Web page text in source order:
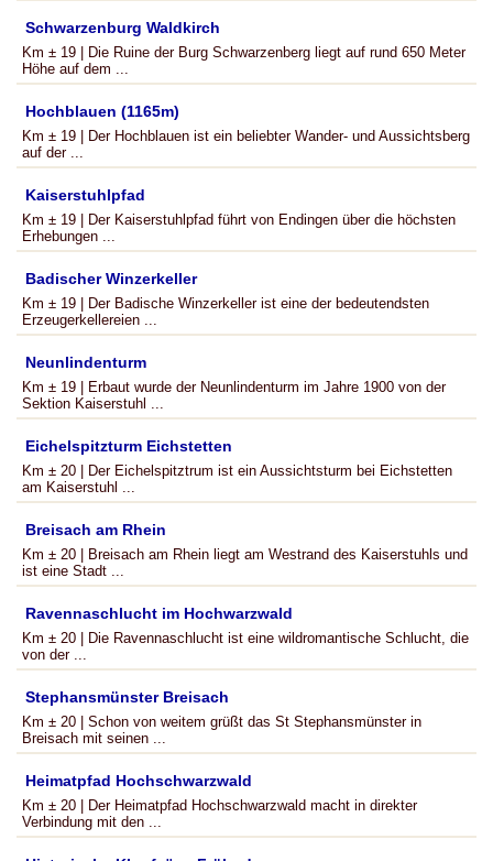
Schwarzenburg Waldkirch
Km ± 19 | Die Ruine der Burg Schwarzenberg liegt auf rund 650 Meter
Höhe auf dem ...
Hochblauen (1165m)
Km ± 19 | Der Hochblauen ist ein beliebter Wander- und Aussichtsberg
auf der ...
Kaiserstuhlpfad
Km ± 19 | Der Kaiserstuhlpfad führt von Endingen über die höchsten
Erhebungen ...
Badischer Winzerkeller
Km ± 19 | Der Badische Winzerkeller ist eine der bedeutendsten
Erzeugerkellereien ...
Neunlindenturm
Km ± 19 | Erbaut wurde der Neunlindenturm im Jahre 1900 von der
Sektion Kaiserstuhl ...
Eichelspitzturm Eichstetten
Km ± 20 | Der Eichelspitztrum ist ein Aussichtsturm bei Eichstetten
am Kaiserstuhl ...
Breisach am Rhein
Km ± 20 | Breisach am Rhein liegt am Westrand des Kaiserstuhls und
ist eine Stadt ...
Ravennaschlucht im Hochwarzwald
Km ± 20 | Die Ravennaschlucht ist eine wildromantische Schlucht, die
von der ...
Stephansmünster Breisach
Km ± 20 | Schon von weitem grüßt das St Stephansmünster in
Breisach mit seinen ...
Heimatpfad Hochschwarzwald
Km ± 20 | Der Heimatpfad Hochschwarzwald macht in direkter
Verbindung mit den ...